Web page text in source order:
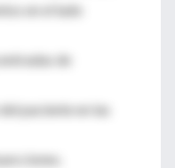
en el lado
de
paciente en las